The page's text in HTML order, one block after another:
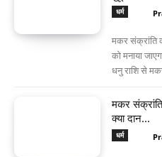
धर्म
मकर संक्रांति
को मनाया
धनु राशि से
मकर
क्या दान...
धर्म